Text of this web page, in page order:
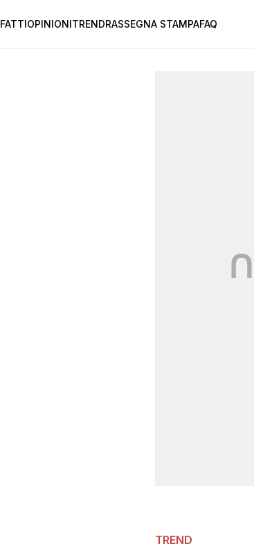
FATTIOPINIONITRENDRASSEGNA STAMPAFAQ
TREND